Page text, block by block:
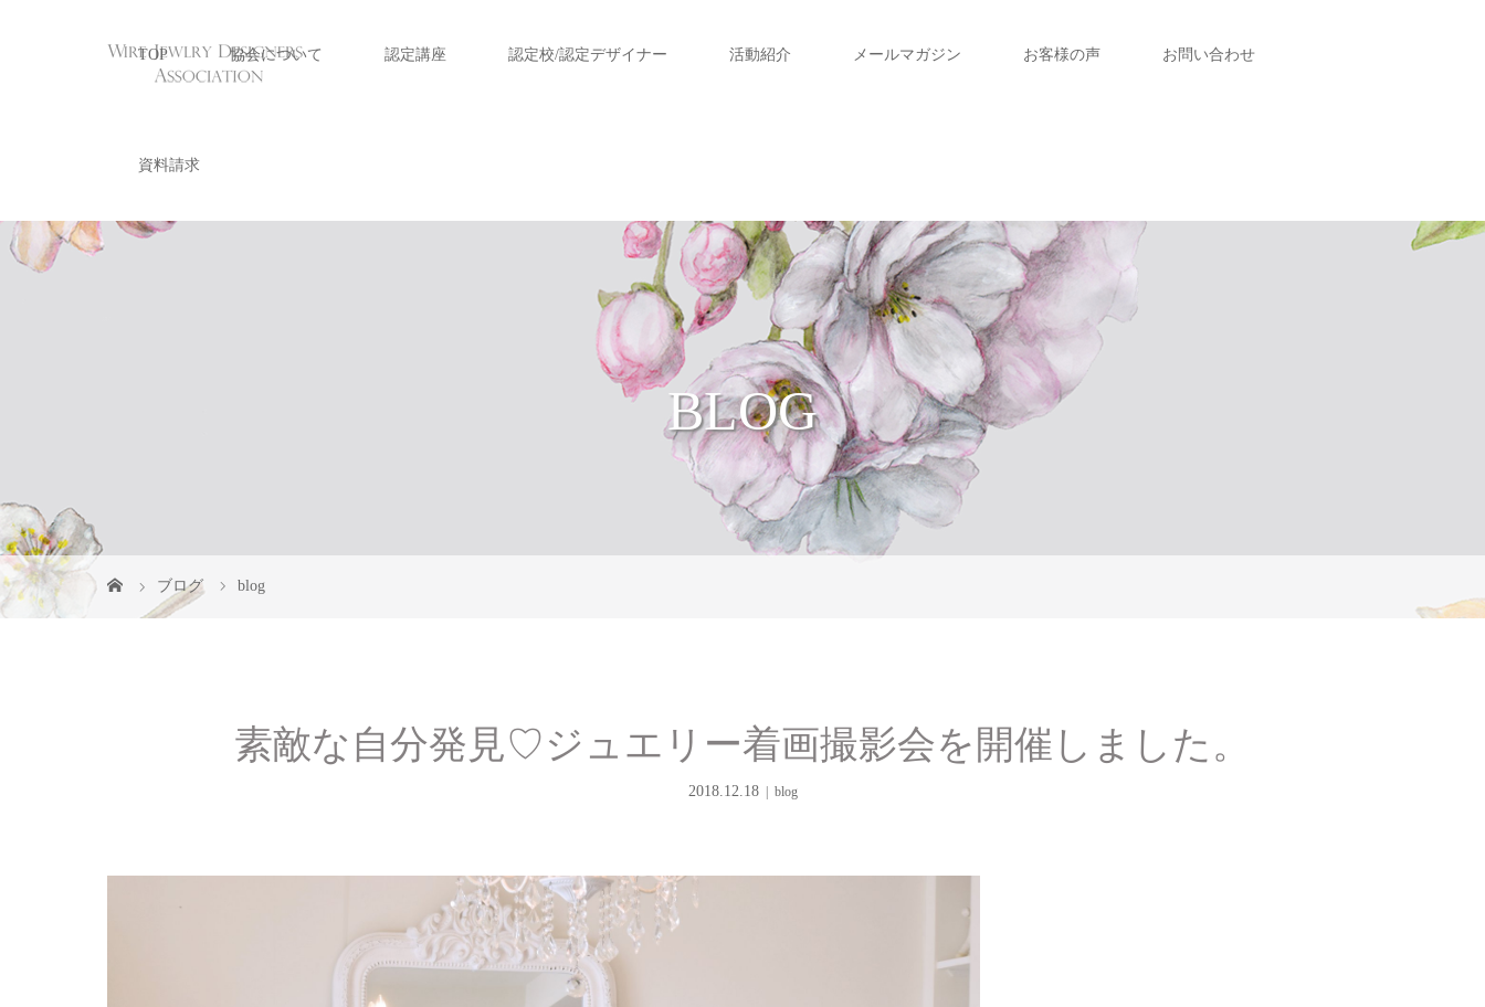
TOP 協会について 認定講座 認定校/認定デザイナー 活動紹介 メールマガジン お客様の声 お問い合わせ
資料請求
BLOG
ブログ blog
素敵な自分発見♡ジュエリー着画撮影会を開催しました。
2018.12.18 blog